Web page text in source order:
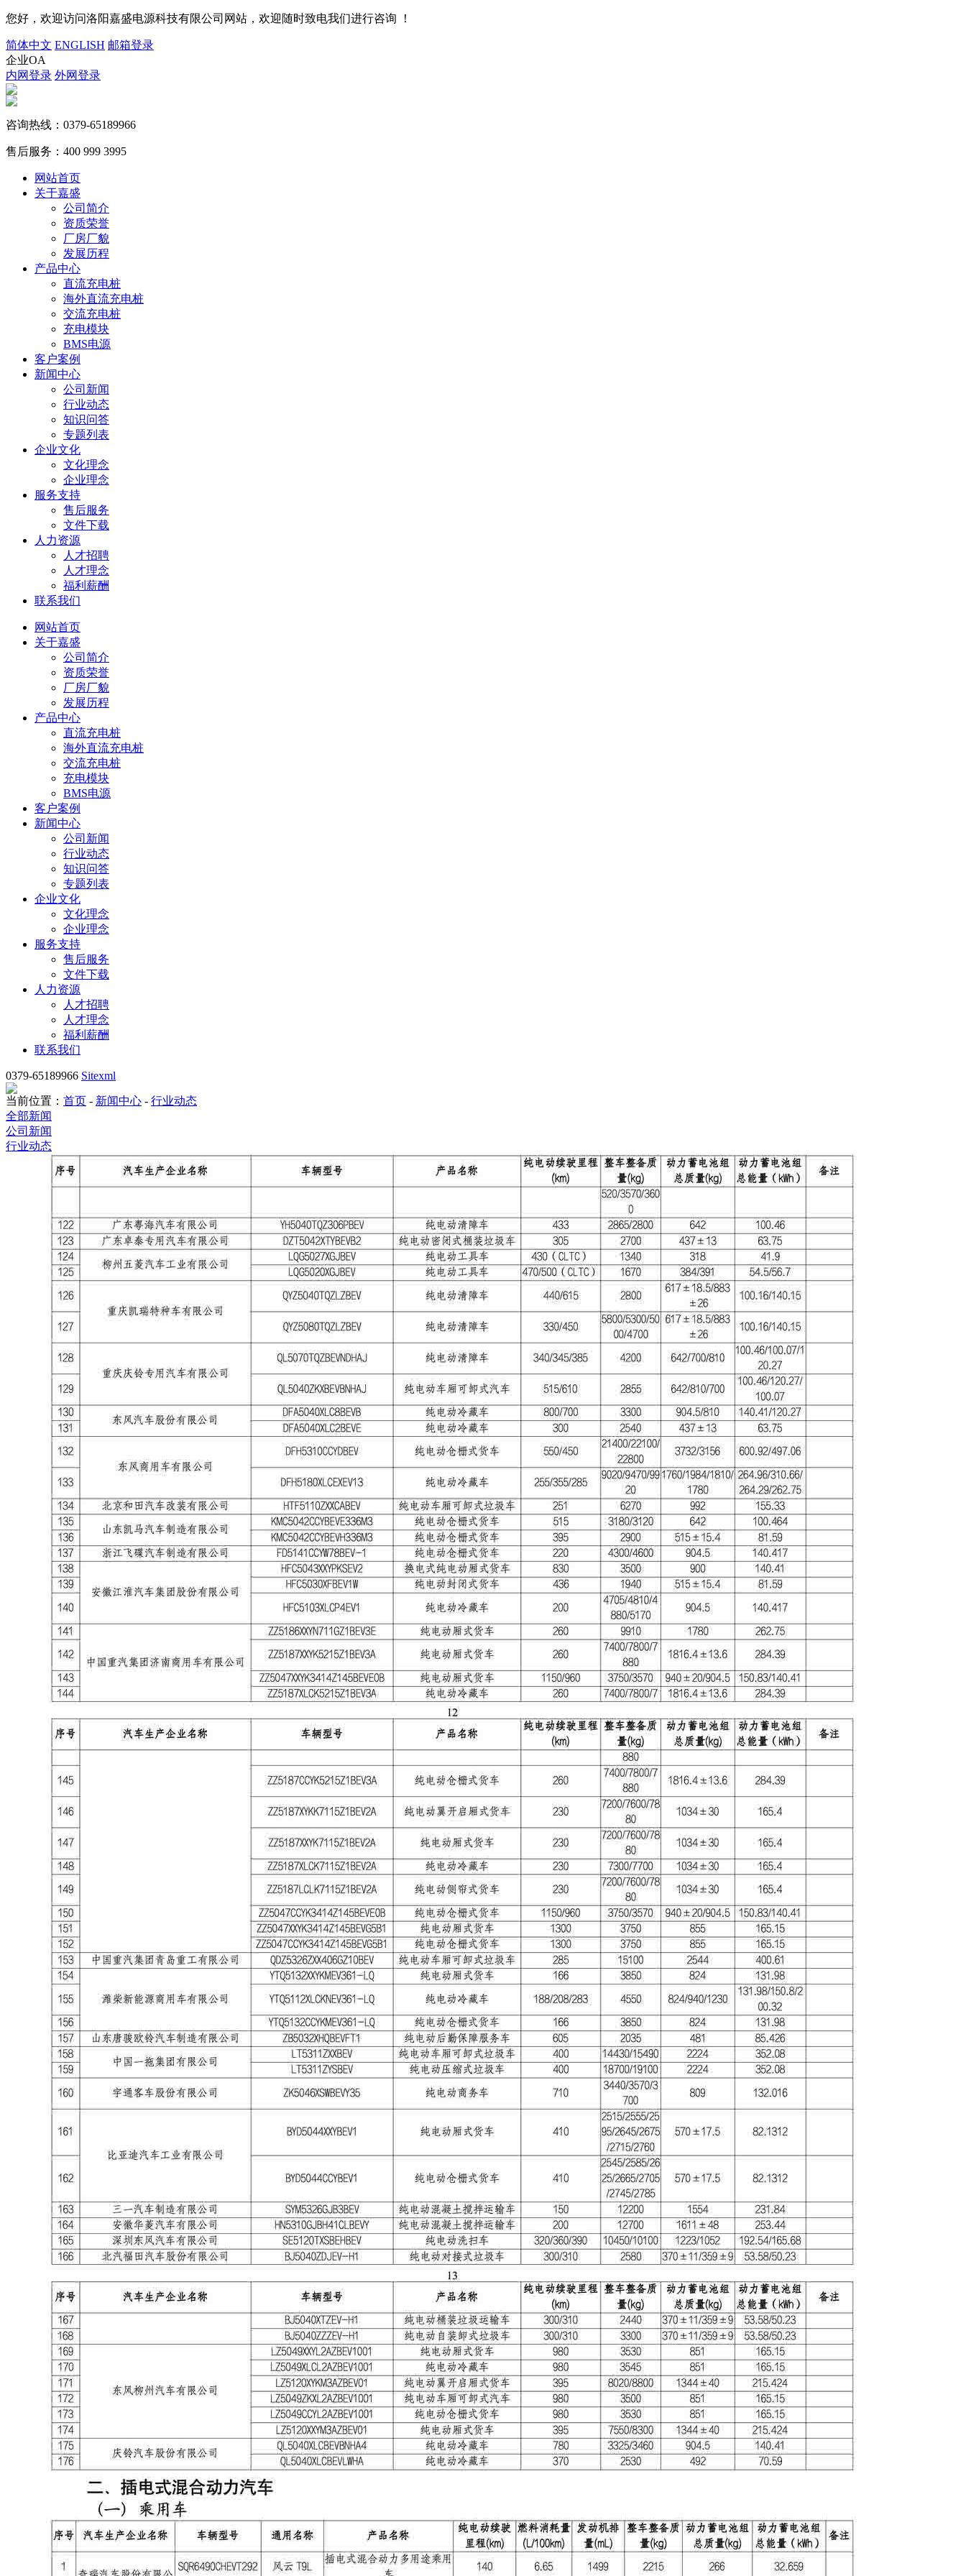
您好，欢迎访问洛阳嘉盛电源科技有限公司网站，欢迎随时致电我们进行咨询 ！
简体中文 ENGLISH 邮箱登录
企业OA
内网登录 外网登录
咨询热线： 0379-65189966
售后服务： 400 999 3995
网站首页
关于嘉盛
公司简介
资质荣誉
厂房厂貌
发展历程
产品中心
直流充电桩
海外直流充电桩
交流充电桩
充电模块
BMS电源
客户案例
新闻中心
公司新闻
行业动态
知识问答
专题列表
企业文化
文化理念
企业理念
服务支持
售后服务
文件下载
人力资源
人才招聘
人才理念
福利薪酬
联系我们
网站首页
关于嘉盛
公司简介
资质荣誉
厂房厂貌
发展历程
产品中心
直流充电桩
海外直流充电桩
交流充电桩
充电模块
BMS电源
客户案例
新闻中心
公司新闻
行业动态
知识问答
专题列表
企业文化
文化理念
企业理念
服务支持
售后服务
文件下载
人力资源
人才招聘
人才理念
福利薪酬
联系我们
0379-65189966 Sitexml
当前位置： 首页 - 新闻中心 - 行业动态
全部新闻
公司新闻
行业动态